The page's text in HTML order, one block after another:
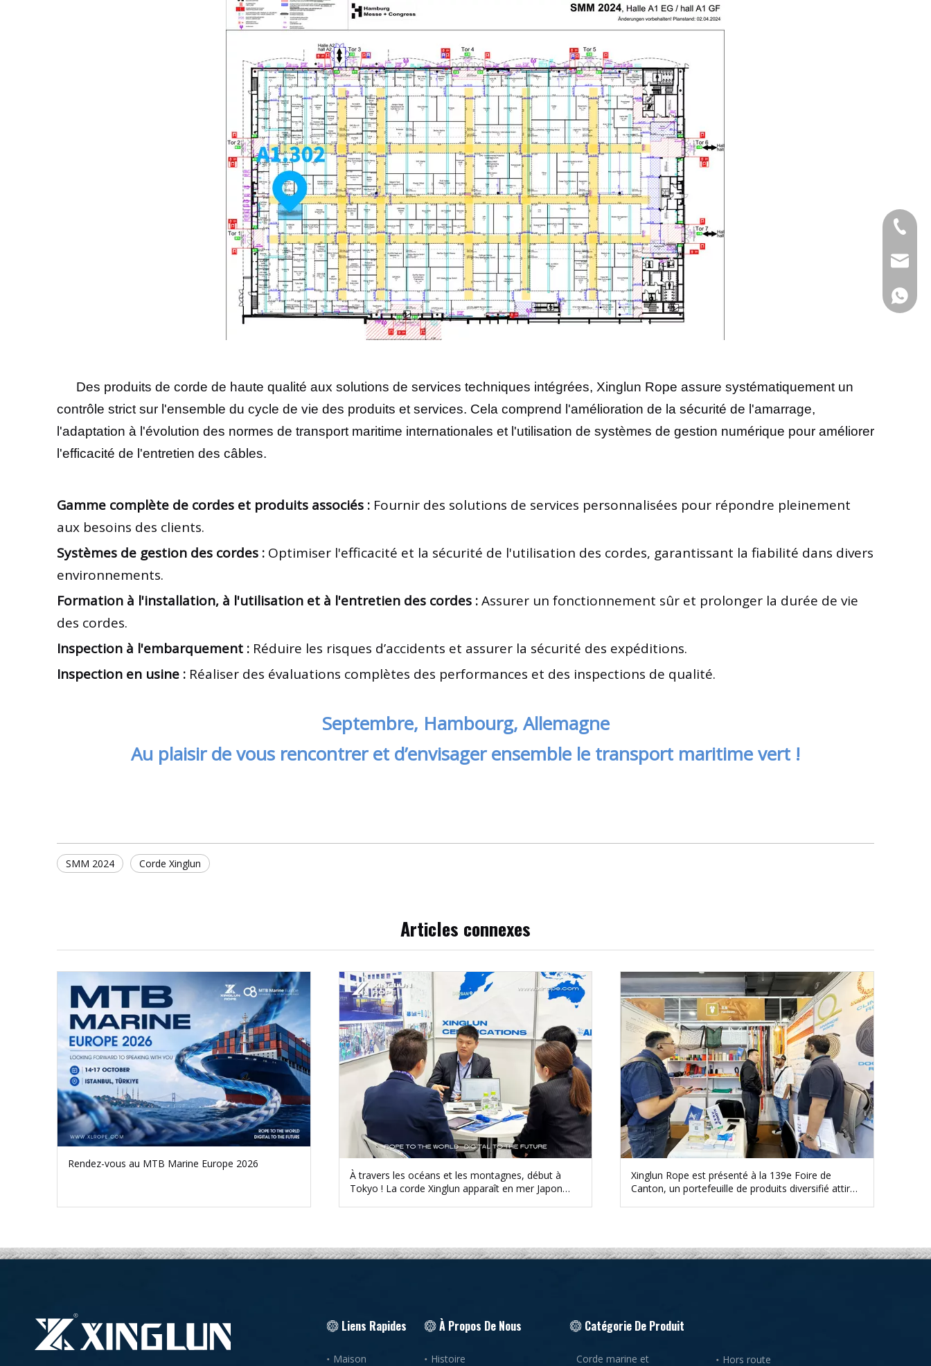
Des produits de corde de haute qualité aux solutions de services techniques intégrées, Xinglun Rope assure systématiquement un
contrôle strict sur l'ensemble du cycle de vie des produits et services. Cela comprend l'amélioration de la sécurité de l'amarrage,
l'adaptation à l'évolution des normes de transport maritime internationales et l'utilisation de systèmes de gestion numérique pour améliorer
l'efficacité de l'entretien des câbles.
Gamme complète de cordes et produits associés : Fournir des solutions de services personnalisées pour répondre pleinement
aux besoins des clients.
Systèmes de gestion des cordes : Optimiser l'efficacité et la sécurité de l'utilisation des cordes, garantissant la fiabilité dans divers
environnements.
Formation à l'installation, à l'utilisation et à l'entretien des cordes :Assurer un fonctionnement sûr et prolonger la durée de vie
des cordes.
Inspection à l'embarquement : Réduire les risques d’accidents et assurer la sécurité des expéditions.
Inspection en usine : Réaliser des évaluations complètes des performances et des inspections de qualité.
Septembre, Hambourg, Allemagne
Au plaisir de vous rencontrer et d’envisager ensemble le transport maritime vert !
SMM 2024 Corde Xinglun
Articles connexes
Rendez-vous au MTB Marine Europe 2026
À travers les océans et les montagnes, début à
Tokyo ! La corde Xinglun apparaît en mer Japon
Xinglun Rope est présenté à la 139e Foire de
Canton, un portefeuille de produits diversifié attire
+86-
+86-
Liens Rapides
Maison
À Propos De Nous
Histoire
Catégorie De Produit
Corde marine et Hors route